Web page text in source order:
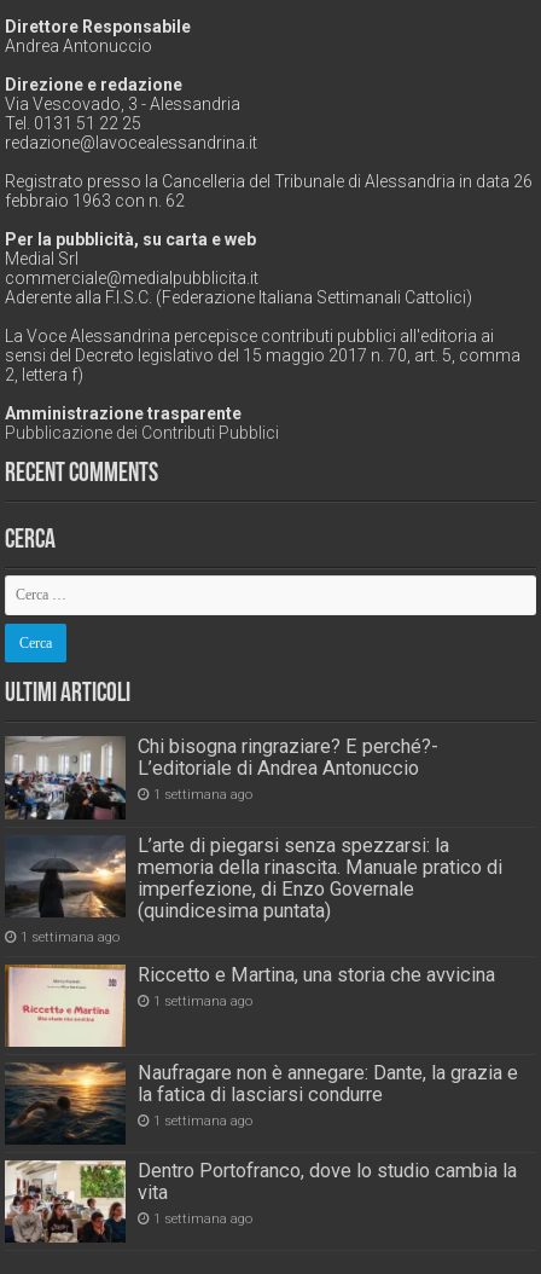
Direttore Responsabile
Andrea Antonuccio
Direzione e redazione
Via Vescovado, 3 - Alessandria
Tel. 0131 51 22 25
redazione@lavocealessandrina.it
Registrato presso la Cancelleria del Tribunale di Alessandria in data 26
febbraio 1963 con n. 62
Per la pubblicità, su carta e web
Medial Srl
commerciale@medialpubblicita.it
Aderente alla F.I.S.C. (Federazione Italiana Settimanali Cattolici)
La Voce Alessandrina percepisce contributi pubblici all'editoria ai
sensi del Decreto legislativo del 15 maggio 2017 n. 70, art. 5, comma
2, lettera f)
Amministrazione trasparente
Pubblicazione dei Contributi Pubblici
Recent Comments
Cerca
Ultimi Articoli
Chi bisogna ringraziare? E perché?-
L’editoriale di Andrea Antonuccio
1 settimana ago
L’arte di piegarsi senza spezzarsi: la
memoria della rinascita. Manuale pratico di
imperfezione, di Enzo Governale
(quindicesima puntata)
1 settimana ago
Riccetto e Martina, una storia che avvicina
1 settimana ago
Naufragare non è annegare: Dante, la grazia e
la fatica di lasciarsi condurre
1 settimana ago
Dentro Portofranco, dove lo studio cambia la
vita
1 settimana ago